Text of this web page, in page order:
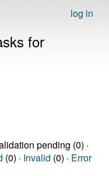
log in
for
pending (0) ·
(0) · Invalid (0) · Error